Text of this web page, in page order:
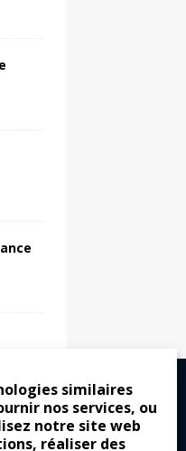
similaires
nos services, ou
notre site web
réaliser des